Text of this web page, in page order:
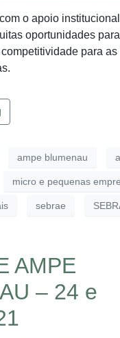
o apoio
oportunidades
para as
ampe blumenau
micro e pequenas
sebrae
AMPE
– 24 e